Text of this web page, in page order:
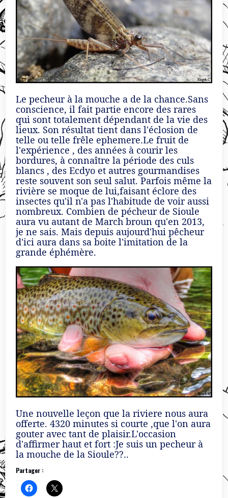
Le pecheur à la mouche a de la chance.Sans
conscience, il fait partie encore des rares
qui sont totalement dépendant de la vie des
lieux. Son résultat tient dans l'éclosion de
telle ou telle frêle ephemere.Le fruit de
l'expérience , des années à courir les
bordures, à connaître la période des culs
blancs , des Ecdyo et autres gourmandises
reste souvent son seul salut. Parfois même la
rivière se moque de lui,faisant éclore des
insectes qu'il n'a pas l'habitude de voir aussi
nombreux. Combien de pécheur de Sioule
aura vu autant de March broun qu'en 2013,
je ne sais. Mais depuis aujourd'hui pêcheur
d'ici aura dans sa boite l'imitation de la
grande éphémère.
Une nouvelle leçon que la riviere nous aura
offerte. 4320 minutes si courte ,que l'on aura
gouter avec tant de plaisir.L'occasion
d'affirmer haut et fort :Je suis un pecheur à
la mouche de la Sioule??..
Partager :